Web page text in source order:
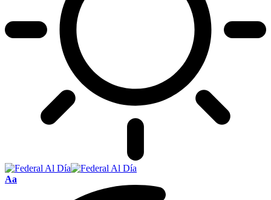
Tamaño
Aa